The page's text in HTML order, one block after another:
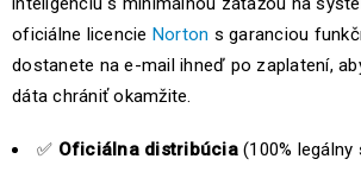
oficiálne licencie Norton s garanciou
dostanete na e-mail ihneď po zaplatení,
dáta chrániť okamžite.
✅ Oficiálna distribúcia(100% legálny